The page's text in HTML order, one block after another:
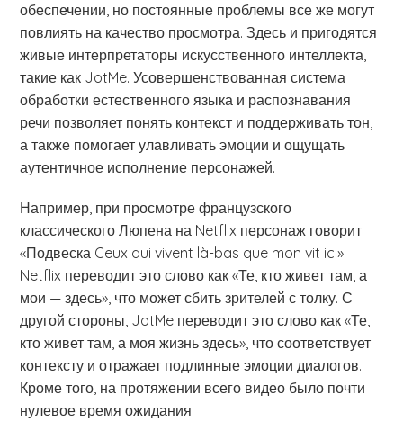
обеспечении, но постоянные проблемы все же могут
повлиять на качество просмотра. Здесь и пригодятся
живые интерпретаторы искусственного интеллекта,
такие как JotMe. Усовершенствованная система
обработки естественного языка и распознавания
речи позволяет понять контекст и поддерживать тон,
а также помогает улавливать эмоции и ощущать
аутентичное исполнение персонажей.
Например, при просмотре французского
классического Люпена на Netflix персонаж говорит:
«Подвеска Ceux qui vivent là-bas que mon vit ici».
Netflix переводит это слово как «Те, кто живет там, а
мои — здесь», что может сбить зрителей с толку. С
другой стороны, JotMe переводит это слово как «Те,
кто живет там, а моя жизнь здесь», что соответствует
контексту и отражает подлинные эмоции диалогов.
Кроме того, на протяжении всего видео было почти
нулевое время ожидания.